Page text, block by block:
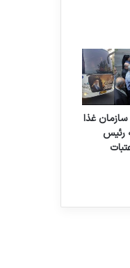
سازمان غذا
رئیس